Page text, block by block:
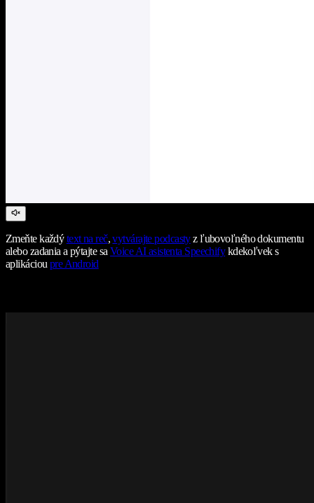
Zmeňte každýtext na reč,vytvárajte podcastyz ľubovoľného dokumentu
alebo zadania a pýtajte saVoice AI asistenta Speechifykdekoľvek s
aplikácioupre Android